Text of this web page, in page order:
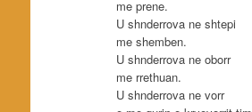
me prene.
U shnderrova ne shtepi
me shemben.
U shnderrova ne oborr
me rrethuan.
U shnderrova ne vorr